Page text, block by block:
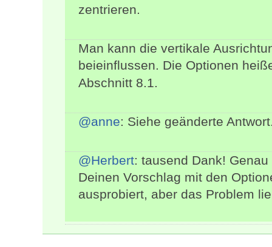
zentrieren.
Man kann die vertikale
beieinflussen. Die Optionen
Abschnitt 8.1.
@anne: Siehe geänderte
@Herbert: tausend Dank!
Deinen Vorschlag mit den
ausprobiert, aber das Problem